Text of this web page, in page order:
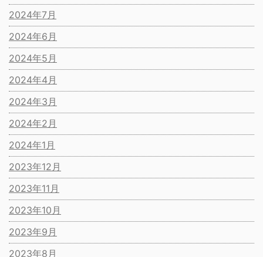
2024年7月
2024年6月
2024年5月
2024年4月
2024年3月
2024年2月
2024年1月
2023年12月
2023年11月
2023年10月
2023年9月
2023年8月